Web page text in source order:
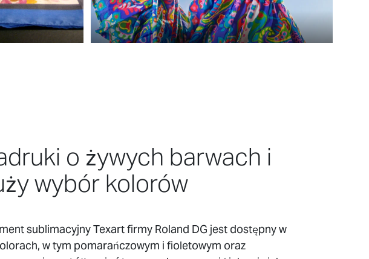
o żywych barwach i
wybór kolorów
sublimacyjny Texart firmy Roland DG jest dostępny w
w tym pomarańczowym i fioletowym oraz